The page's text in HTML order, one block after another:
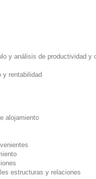
y análisis de productividad y
y rentabilidad
alojamiento
estructuras y relaciones